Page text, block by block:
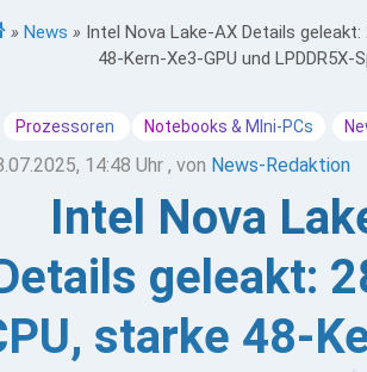
» News » Intel Nova Lake-AX Details geleakt:
48-Kern-Xe3-GPU und LPDDR5X-
Prozessoren Notebooks & MIni-PCs
14:48 Uhr , von News-Redaktion
Intel Nova
geleakt:
starke 48-